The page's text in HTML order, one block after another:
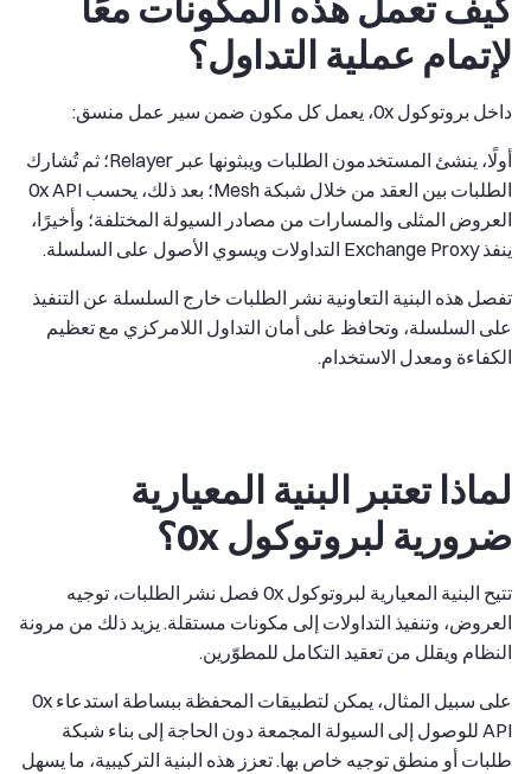
لإتمام عملية التداول؟
داخل بروتوكول 0x، يعمل كل مكون ضمن سير عمل منسق:
أولًا، ينشئ المستخدمون الطلبات ويبثونها عبر Relayer؛ ثم تُشارك
الطلبات بين العقد من خلال شبكة Mesh؛ بعد ذلك، يحسب 0x API
العروض المثلى والمسارات من مصادر السيولة المختلفة؛ وأخيرًا،
ينفذ Exchange Proxy التداولات ويسوي الأصول على السلسلة.
تفصل هذه البنية التعاونية نشر الطلبات خارج السلسلة عن التنفيذ
على السلسلة، وتحافظ على أمان التداول اللامركزي مع تعظيم
الكفاءة ومعدل الاستخدام.
لماذا تعتبر البنية المعيارية
ضرورية لبروتوكول 0x؟
تتيح البنية المعيارية لبروتوكول 0x فصل نشر الطلبات، توجيه
العروض، وتنفيذ التداولات إلى مكونات مستقلة. يزيد ذلك من مرونة
النظام ويقلل من تعقيد التكامل للمطوّرين.
على سبيل المثال، يمكن لتطبيقات المحفظة ببساطة استدعاء 0x
API للوصول إلى السيولة المجمعة دون الحاجة إلى بناء شبكة
طلبات أو منطق توجيه خاص بها. تعزز هذه البنية التركيبية، ما يسهل